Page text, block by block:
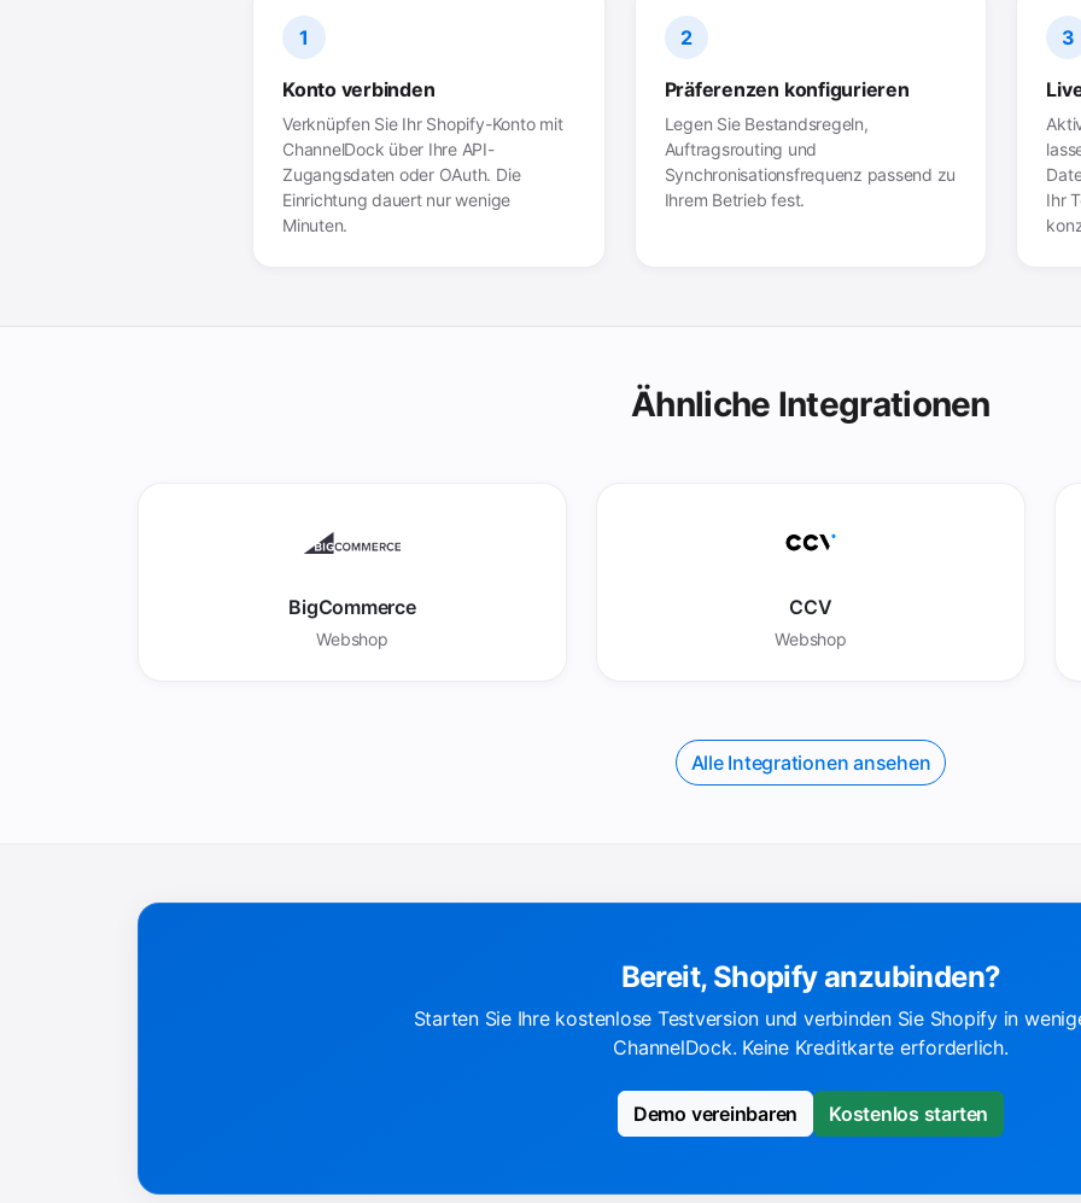
1
Konto verbinden
Verknüpfen Sie Ihr Shopify-Konto mit
ChannelDock über Ihre API-
Zugangsdaten oder OAuth. Die
Einrichtung dauert nur wenige
Minuten.
2
Präferenzen konfigurieren
Legen Sie Bestandsregeln,
Auftragsrouting und
Synchronisationsfrequenz passend zu
Ihrem Betrieb fest.
3
Ihr
Ähnliche Integrationen
BigCommerce
Webshop
CCV
Webshop
Alle Integrationen ansehen
Bereit, Shopify anzubinden?
Starten Sie Ihre kostenlose Testversion und verbinden Sie Shopify in
ChannelDock. Keine Kreditkarte erforderlich.
Demo vereinbaren Kostenlos starten